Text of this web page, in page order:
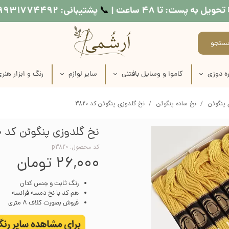
دوزی
دوزی
دوزی
دوزی
دوزی
دوزی
کاموا و وسایل بافتنی
عروسک بافتنی
قلاب بافتنی
منگوله ساز
سایر لوازم
طرح کوبلن
متر خیاطی
رنگ و ابزار
رنگ مولتی
رنگ اکریلیک
رنگ پارچه
به پست: تا ۴۸ ساعت | 📞​​​​​​​ پشتیبانی: ۰۹۹۳۱۷۷۴۴۹۲
پنگوئن نخ ساده پنگوئن نخ گلدوزی پنگوئن کد 3820
نخ گلدوزی پنگوئن کد 3820
کد محصول: p3820
۲۶,۰۰۰ تومان
رنگ ثابت و جنس کتان
هم کد با نخ دمسه فرانسه
فروش بصورت کلاف 8 متری